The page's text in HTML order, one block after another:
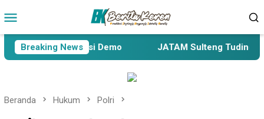
ke
Mobile
Breaking News
akan Gelar Aksi Demo JATAM Sulteng Tuding
Beranda Hukum Polri